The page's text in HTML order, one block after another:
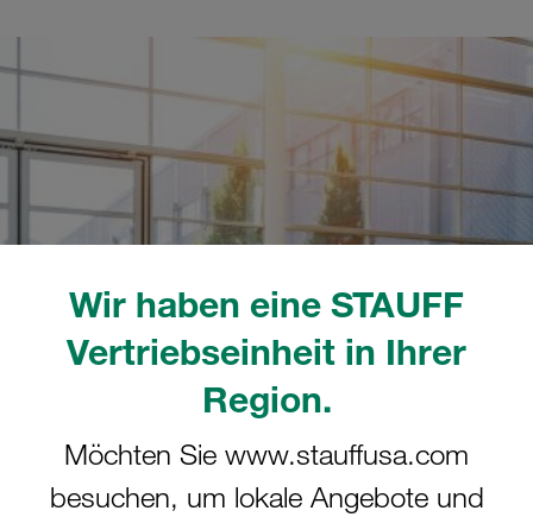
Wir haben eine STAUFF
Vertriebseinheit in Ihrer
Region.
Möchten Sie www.stauffusa.com
besuchen, um lokale Angebote und